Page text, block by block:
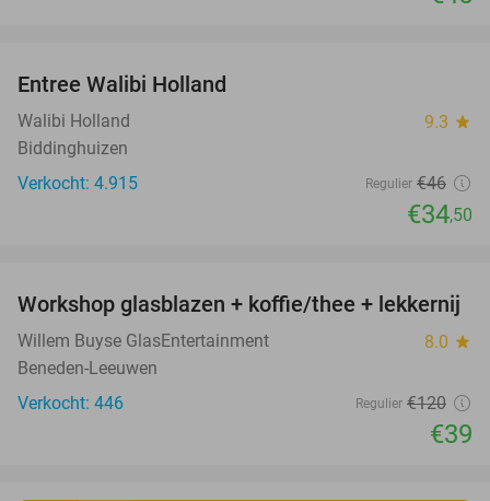
Entree Walibi Holland
Walibi Holland 9.3 star
Biddinghuizen
Verkocht: 4.915
Regulier €46
€34,50
68%
Workshop glasblazen + koffie/thee + lekkernij
Willem Buyse GlasEntertainment 8.0 star
Beneden-Leeuwen
Verkocht: 446
Regulier €120
€39